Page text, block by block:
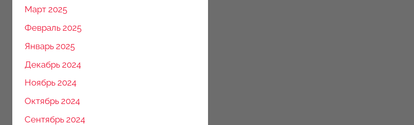
Март 2025
Февраль 2025
Январь 2025
Декабрь 2024
Ноябрь 2024
Октябрь 2024
Сентябрь 2024